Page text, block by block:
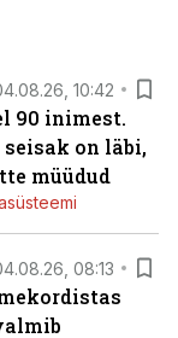
10:42
90 inimest.
on läbi,
müüdud
08:13